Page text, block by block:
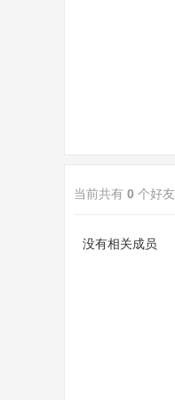
当前共有 0 个好友
没有相关成员